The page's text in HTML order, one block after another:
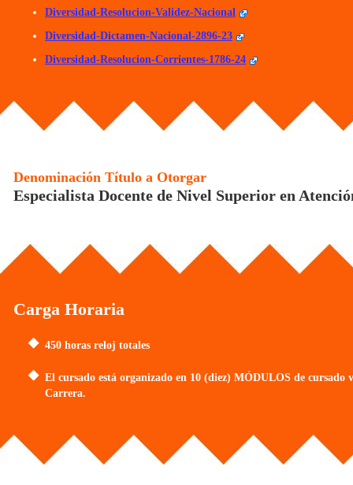
Diversidad-Resolucion-Validez-Nacional
Diversidad-Dictamen-Nacional-2896-23
Diversidad-Resolucion-Corrientes-1786-24
Denominación Título a Otorgar
Especialista Docente de Nivel Superior en
Carga Horaria
450 horas reloj totales
El cursado está organizado en 10 (diez) MÓDULOS de
Carrera.